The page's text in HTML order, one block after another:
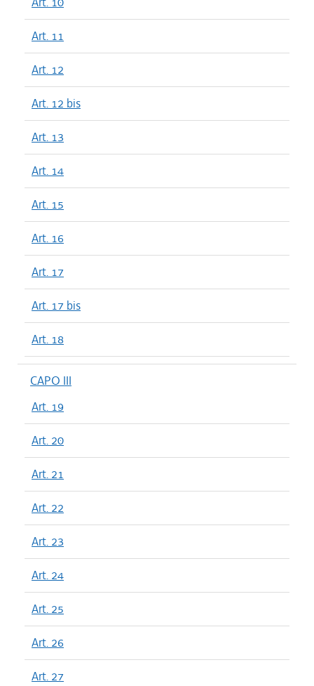
Art. 11
Art. 12
Art. 12 bis
Art. 13
Art. 14
Art. 15
Art. 16
Art. 17
Art. 17 bis
Art. 18
CAPO III
Art. 19
Art. 20
Art. 21
Art. 22
Art. 23
Art. 24
Art. 25
Art. 26
Art. 27